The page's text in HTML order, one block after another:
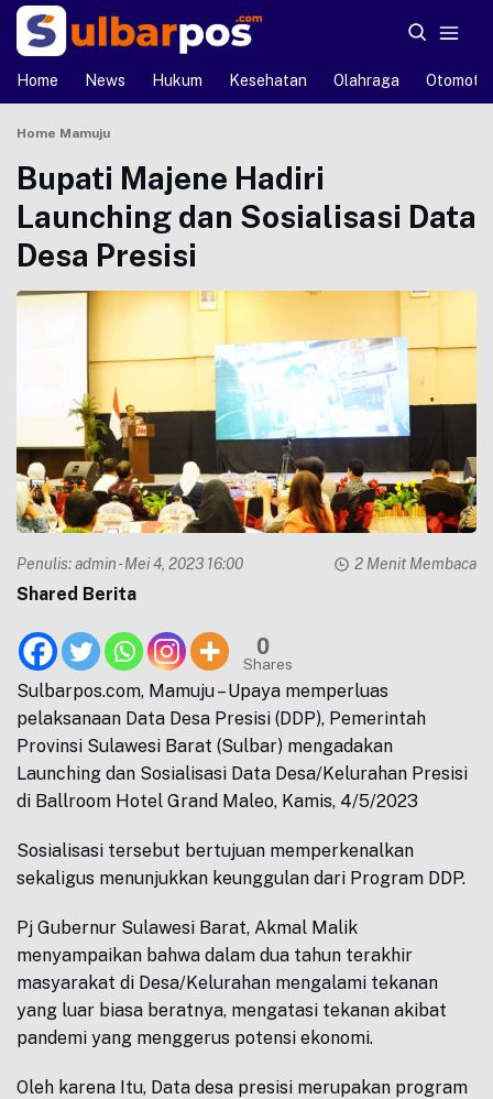
Home News Hukum Kesehatan Olahraga Otomotif
Home Mamuju
Bupati Majene Hadiri
Launching dan Sosialisasi Data
Desa Presisi
Penulis:admin- Mei 4, 2023 16:00 2 Menit Membaca
Shared Berita
0
Shares
Sulbarpos.com, Mamuju – Upaya memperluas
pelaksanaan Data Desa Presisi (DDP), Pemerintah
Provinsi Sulawesi Barat (Sulbar) mengadakan
Launching dan Sosialisasi Data Desa/Kelurahan Presisi
di Ballroom Hotel Grand Maleo, Kamis, 4/5/2023
Sosialisasi tersebut bertujuan memperkenalkan
sekaligus menunjukkan keunggulan dari Program DDP.
Pj Gubernur Sulawesi Barat, Akmal Malik
menyampaikan bahwa dalam dua tahun terakhir
masyarakat di Desa/Kelurahan mengalami tekanan
yang luar biasa beratnya, mengatasi tekanan akibat
pandemi yang menggerus potensi ekonomi.
Oleh karena Itu, Data desa presisi merupakan program